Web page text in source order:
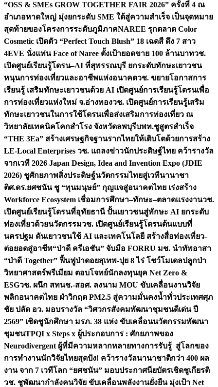
“OSS & SMEs GROW TOGETHER FAIR 2026” ครั้งที่ 4 ณ
อำเภอหาดใหญ่ มุ่งยกระดับ SME ใต้สู่ความสำเร็จ เป็นจุดหมาย
สุดท้ายของโครงการระดับภูมิภาคNAREE รุกตลาด Color
Cosmetic เปิดตัว “Perfect Touch Blush” 18 เฉดสี ดึง 7 สาว
4EVE นั่งแท่น Face of Naree ตั้งเป้ายอดขาย 100 ล้านบาทวช.
เปิดศูนย์เรียนรู้โดรน–AI ที่สุพรรณบุรี ยกระดับทักษะเยาวชน
หนุนการท่องเที่ยวและอาชีพแห่งอนาคตวช. ขยายโอกาสการ
เรียนรู้ เสริมทักษะเยาวชนด้วย AI เปิดศูนย์การเรียนรู้โดรนเพื่อ
การท่องเที่ยวแห่งใหม่ จ.อ่างทองวช. เปิดศูนย์การเรียนรู้เสริม
ทักษะเยาวชนในการใช้โดรนเพื่อส่งเสริมการท่องเที่ยว ณ
วิทยาลัยเทคนิคโคกสำโรง จังหวัดลพบุรีบพท.ชูสูตรสำเร็จ
“THE 3Ea” สร้างเศรษฐกิจฐานรากไทยให้เติบโตด้วยการสร้าง
LE-Local Enterprises วช. แถลงข่าวนักประดิษฐ์ไทย คว้ารางวัล
จากเวที 2026 Japan Design, Idea and Invention Expo (JDIE
2026) ชูศักยภาพสิ่งประดิษฐ์นวัตกรรมไทยสู่เวทีนานาชา
ติศ.ดร.ยศชนัน ชู “ทุนมนุษย์” กุญแจสู่อนาคตไทย เร่งสร้าง
Workforce Ecosystem เชื่อมการศึกษา–ทักษะ–ตลาดแรงงานวช.
เปิดศูนย์เรียนรู้โดรนที่อุทัยธานี ปั้นเยาวชนสู่ทักษะ AI ยกระดับ
ท่องเที่ยวด้วยนวัตกรรมวช. เปิดศูนย์เรียนรู้โดรนต้นแบบที่
นครปฐม ดันเยาวชนใช้ AI และเทคโนโลยี สร้างสื่อท่องเที่ยว-
ต่อยอดสู่อาชีพ“ป่าดี ครีเอชัน” จับมือ FORRU มช. นำทัพอาสา
“ป่าดี Together” ฟื้นฟูป่าดอยสุเทพ-ปุย 8 ไร่ โชว์โมเดลปลูกป่า
วิทยาศาสตร์พรีเมียม ตอบโจทย์นักลงทุนยุค Net Zero &
ESGวช. ผนึก สทนช.-สอศ. ลงนาม MOU ขับเคลื่อนงานวิจัย
พลิกอนาคตไทย ฝ่าวิกฤต PM2.5 สู่ความมั่นคงน้ำทั่วประเทศศุภ
ชัย ปลัด อว. มอบรางวัล “วิศวกรสังคมพัฒนาชุมชนดีเด่น ปี
2569” เชิดชูนักศึกษา มรภ. 38 แห่ง ขับเคลื่อนนวัตกรรมพัฒนา
ชุมชนTPQI x Steps x ผู้ประกอบการ : ศักยภาพของ
Neurodivergent ผู้ที่มีความหลากหลายทางการรับรู้ สู่โลกของ
การทำงานนักวิจัยไทยสุดปัง! คว้ารางวัลนานาชาติกว่า 400 ผล
งาน จาก 7 เวทีโลก “ยศชนัน” มอบประกาศนียบัตรเชิดชูเกียรติ
วช. ชูพัฒนากำลังคนวิจัย ขับเคลื่อนพลังงานยั่งยืน มุ่งเป้า Net